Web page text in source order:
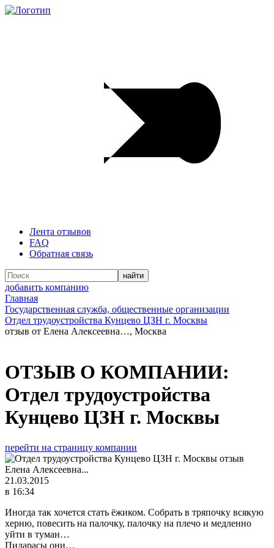
Лента отзывов
FAQ
Обратная связь
добавить компанию
Главная
Государственная служба, общественные организации
Отдел трудоустройства Кунцево ЦЗН г. Москвы
отзыв от Елена Алексеевна…, Москва
ОТЗЫВ О КОМПАНИИ:
Отдел трудоустройства
Кунцево ЦЗН г. Москвы
перейти на страницу компании
Елена Алексеевна...
21.03.2015
в 16:34
Иногда так хочется стать ёжиком. Собрать в тряпочку всякую
херню, повесить на палочку, палочку на плечо и медленно
уйти в туман…
Пидарасы они…